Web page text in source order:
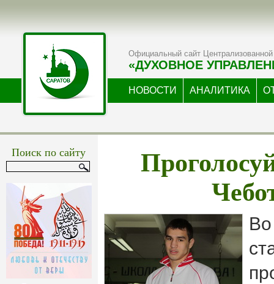
Официальный сайт Централизованной
«ДУХОВНОЕ
НОВОСТИ АНАЛИТИКА
Поиск по сайту